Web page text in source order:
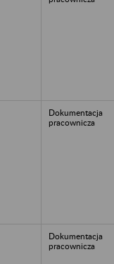
Dokumentacja
pracownicza
Dokumentacja
pracownicza